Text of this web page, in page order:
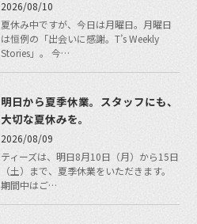
2026/08/10
夏休み中ですが、今日は月曜日。月曜日
は恒例の「出会いに感謝。T’s Weekly
Stories」。 今…
明日から夏季休業。スタッフにも、
大切な夏休みを。
2026/08/09
ティーズは、明日8月10日（月）から15日
（土）まで、夏季休業をいただきます。
期間中はご…